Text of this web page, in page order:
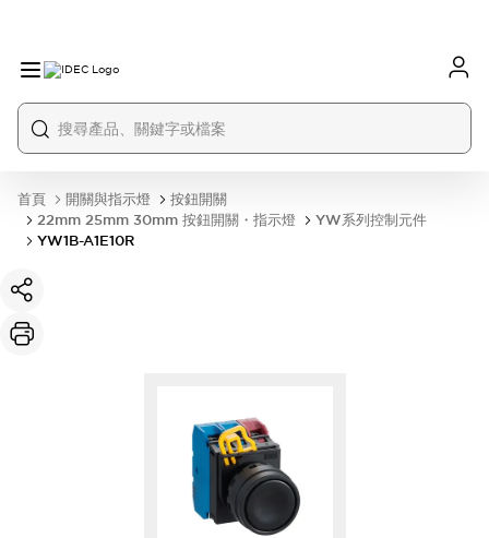
首頁 開關與指示燈
按鈕開關
22mm 25mm 30mm 按鈕開關・指示燈
YW系列控制元件
YW1B-A1E10R